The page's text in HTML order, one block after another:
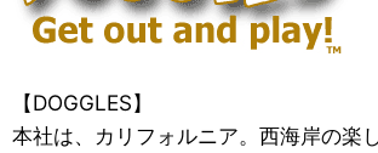
【DOGGLES】
本社は、カリフォルニア。西海岸の楽